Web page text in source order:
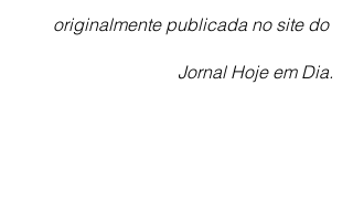
originalmente publicada no site do
Jornal Hoje em Dia.